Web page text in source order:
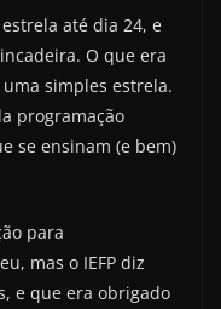
até dia 24, e
O que era
simples estrela.
programação
se ensinam (e bem)
para
mas o IEFP diz
e que era obrigado